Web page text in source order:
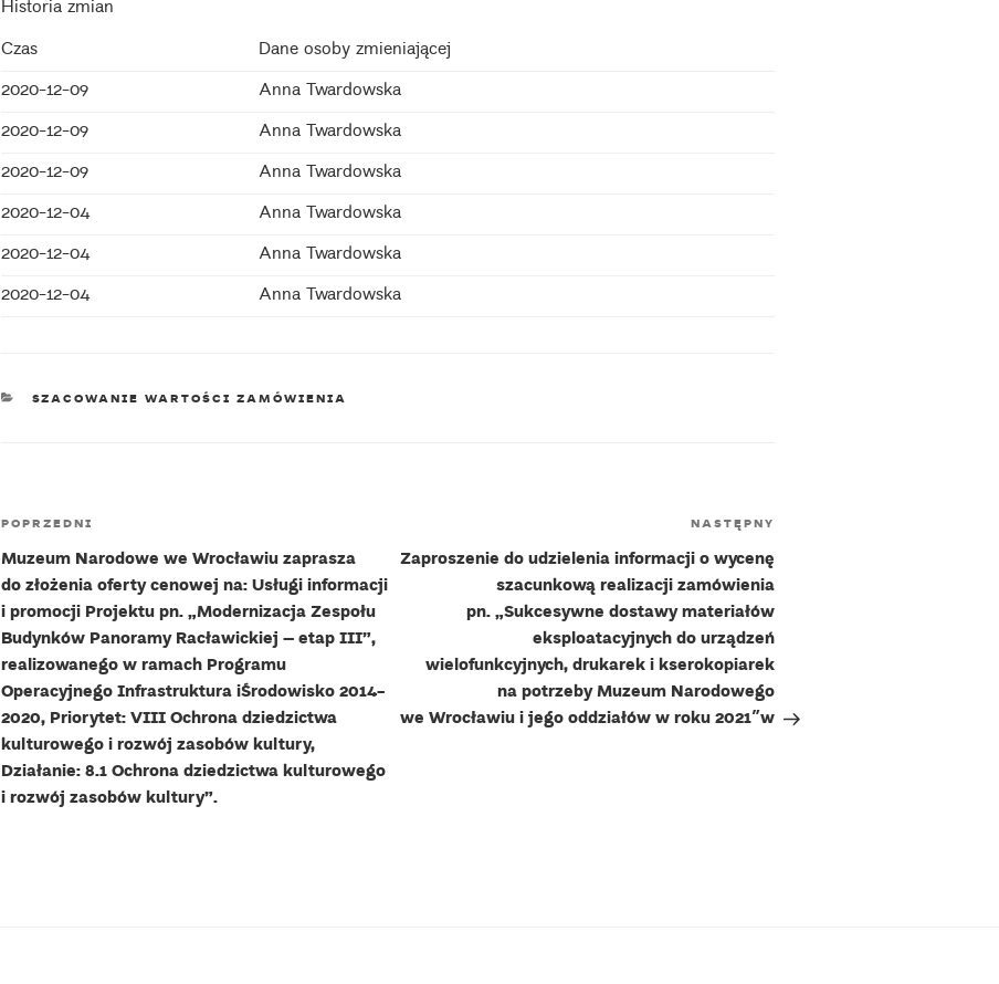
Historia zmian
Czas
Dane osoby zmieniającej
2020-12-09
Anna Twardowska
2020-12-09
Anna Twardowska
2020-12-09
Anna Twardowska
2020-12-04
Anna Twardowska
2020-12-04
Anna Twardowska
2020-12-04
Anna Twardowska
KATEGORIE
SZACOWANIE WARTOŚCI ZAMÓWIENIA
Nawigacja
wpisu
Poprzedni
wpis
POPRZEDNI
Muzeum Narodowe we Wrocławiu zaprasza
do złożenia oferty cenowej na: Usługi informacji
i promocji Projektu pn. „Modernizacja Zespołu
Budynków Panoramy Racławickiej – etap III”,
realizowanego w ramach Programu
Operacyjnego Infrastruktura iŚrodowisko 2014-
2020, Priorytet: VIII Ochrona dziedzictwa
kulturowego i rozwój zasobów kultury,
Działanie: 8.1 Ochrona dziedzictwa kulturowego
i rozwój zasobów kultury”.
NASTĘPNY
Zaproszenie do udzielenia informacji o wycenę
szacunkową realizacji zamówienia
pn. „Sukcesywne dostawy materiałów
eksploatacyjnych do urządzeń
wielofunkcyjnych, drukarek i kserokopiarek
na potrzeby Muzeum Narodowego
we Wrocławiu i jego oddziałów w roku 2021″w